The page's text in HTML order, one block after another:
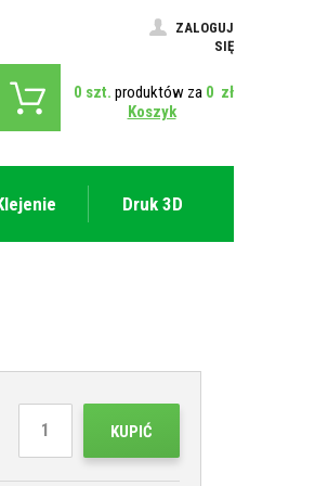
ZALOGUJ
SIĘ
0 szt. produktów za 0 zł
Koszyk
Druk 3D
KUPIĆ